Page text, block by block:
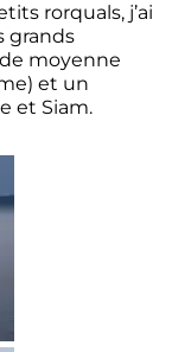
rorquals, j’ai
grands
moyenne
et un
et Siam.